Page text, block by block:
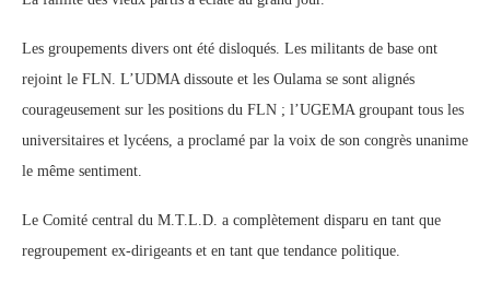
Les groupements divers ont été disloqués. Les militants de base ont
rejoint le FLN. L’UDMA dissoute et les Oulama se sont alignés
courageusement sur les positions du FLN ; l’UGEMA groupant tous les
universitaires et lycéens, a proclamé par la voix de son congrès unanime
le même sentiment.
Le Comité central du M.T.L.D. a complètement disparu en tant que
regroupement ex-dirigeants et en tant que tendance politique.